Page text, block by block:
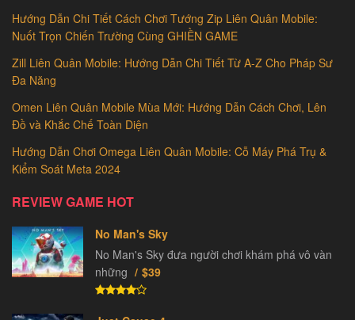
Hướng Dẫn Chi Tiết Cách Chơi Tướng Zip Liên Quân Mobile:
Nuốt Trọn Chiến Trường Cùng GHIỀN GAME
Zill Liên Quân Mobile: Hướng Dẫn Chi Tiết Từ A-Z Cho Pháp Sư
Đa Năng
Omen Liên Quân Mobile Mùa Mới: Hướng Dẫn Cách Chơi, Lên
Đồ và Khắc Chế Toàn Diện
Hướng Dẫn Chơi Omega Liên Quân Mobile: Cỗ Máy Phá Trụ &
Kiểm Soát Meta 2024
REVIEW GAME HOT
No Man's Sky
No Man's Sky đưa người chơi khám phá vô vàn
những
$39